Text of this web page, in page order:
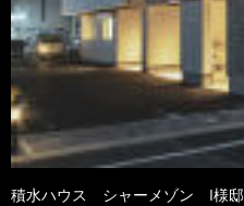
積水ハウス シャーメゾン I様邸